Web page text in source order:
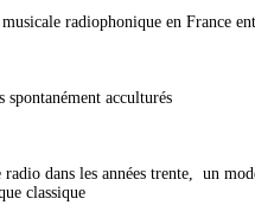
radiophonique en France
spontanément acculturés
radio dans les années trente, un
classique